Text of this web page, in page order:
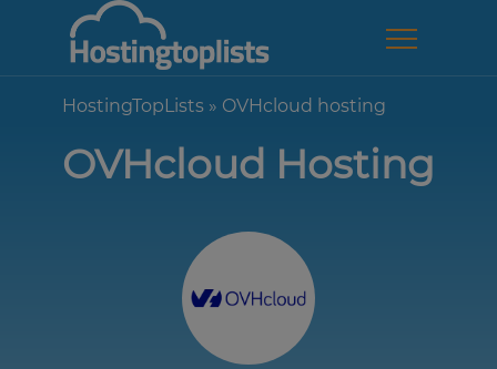
HostingTopLists » OVHcloud hosting
OVHcloud Hosting